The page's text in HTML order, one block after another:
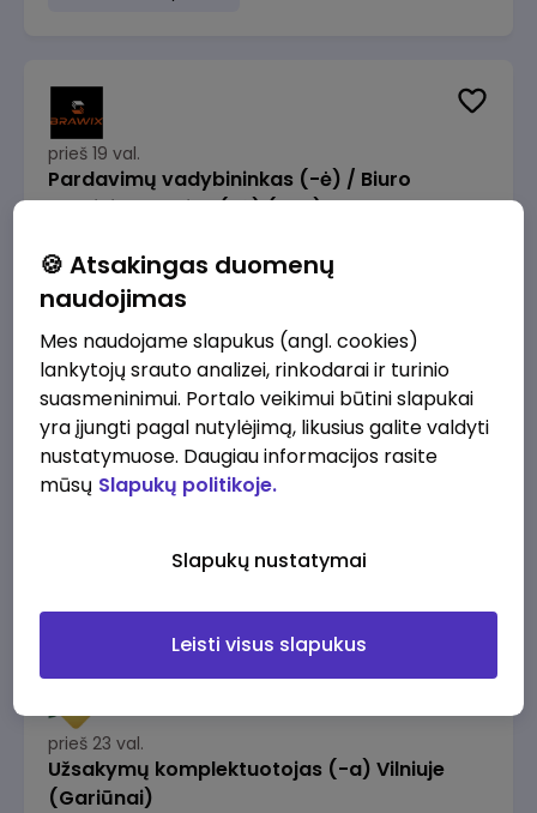
prieš 19 val.
Pardavimų vadybininkas (-ė) / Biuro
administratorius (-ė) (B2B)
1200 - 4000 €/mėn.
prieš 20 val.
Kasininkas (-ė) - pardavėjas (-a), J.
Basanavičiaus g. 6, Jonava
prieš 23 val.
Užsakymų komplektuotojas (-a) Vilniuje
(Gariūnai)
🍪 Atsakingas duomenų
naudojimas
Mes naudojame slapukus (angl. cookies)
lankytojų srauto analizei, rinkodarai ir turinio
suasmeninimui. Portalo veikimui būtini slapukai
yra įjungti pagal nutylėjimą, likusius galite valdyti
nustatymuose. Daugiau informacijos rasite
mūsų Slapukų politikoje.
Slapukų nustatymai
Leisti visus slapukus